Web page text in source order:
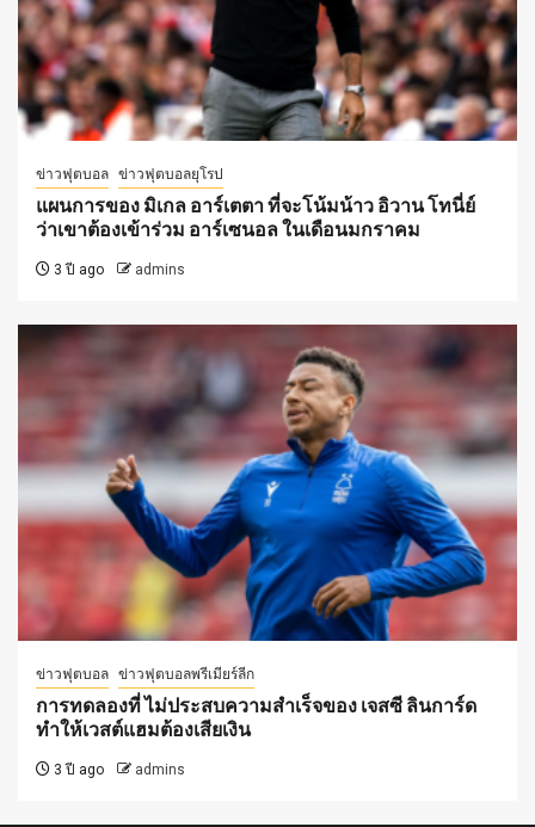
ข่าวฟุตบอล ข่าวฟุตบอลยุโรป
แผนการของ มิเกล อาร์เตตา ที่จะโน้มน้าว อิวาน โทนี่ย์
ว่าเขาต้องเข้าร่วม อาร์เซนอล ในเดือนมกราคม
3 ปี ago admins
ข่าวฟุตบอล ข่าวฟุตบอลพรีเมียร์ลีก
การทดลองที่ ไม่ประสบความสำเร็จของ เจสซี ลินการ์ด
ทำให้เวสต์แฮมต้องเสียเงิน
3 ปี ago admins